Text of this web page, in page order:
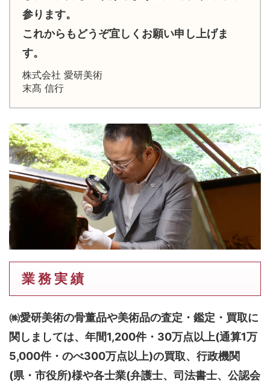
参ります。
これからもどうぞ宜しくお願い申し上げま
す。
株式会社 愛研美術
末髙 信行
業 務 実 績
㈱愛研美術の骨董品や美術品の査定・鑑定・買取に
関しましては、 年間1,200件・30万点以上(通算1万
5,000件・のべ300万点以上)の買取、行政機関
(県・市役所)様や各士業(弁護士、司法書士、公認会